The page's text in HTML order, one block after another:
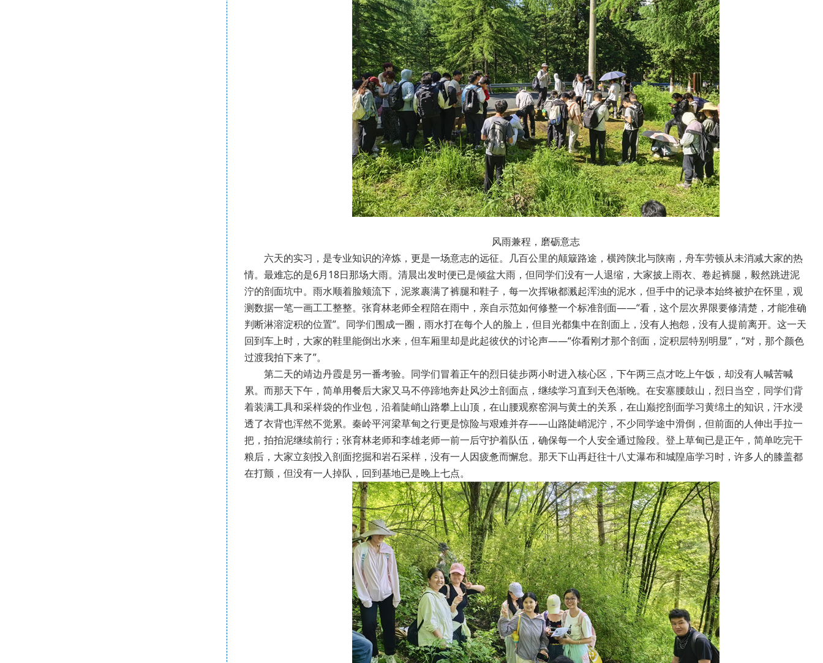
风雨兼程，磨砺意志
六天的实习，是专业知识的淬炼，更是一场意志的远征。几百公里的颠簸路途，横跨陕北与陕南，舟车劳顿从未消减大家的热
情。最难忘的是6月18日那场大雨。清晨出发时便已是倾盆大雨，但同学们没有一人退缩，大家披上雨衣、卷起裤腿，毅然跳进泥
泞的剖面坑中。雨水顺着脸颊流下，泥浆裹满了裤腿和鞋子，每一次挥锹都溅起浑浊的泥水，但手中的记录本始终被护在怀里，观
测数据一笔一画工工整整。张育林老师全程陪在雨中，亲自示范如何修整一个标准剖面——“看，这个层次界限要修清楚，才能准确
判断淋溶淀积的位置”。同学们围成一圈，雨水打在每个人的脸上，但目光都集中在剖面上，没有人抱怨，没有人提前离开。这一天
回到车上时，大家的鞋里能倒出水来，但车厢里却是此起彼伏的讨论声——“你看刚才那个剖面，淀积层特别明显”，“对，那个颜色
过渡我拍下来了”。
第二天的靖边丹霞是另一番考验。同学们冒着正午的烈日徒步两小时进入核心区，下午两三点才吃上午饭，却没有人喊苦喊
累。而那天下午，简单用餐后大家又马不停蹄地奔赴风沙土剖面点，继续学习直到天色渐晚。在安塞腰鼓山，烈日当空，同学们背
着装满工具和采样袋的作业包，沿着陡峭山路攀上山顶，在山腰观察窑洞与黄土的关系，在山巅挖剖面学习黄绵土的知识，汗水浸
透了衣背也浑然不觉累。秦岭平河梁草甸之行更是惊险与艰难并存——山路陡峭泥泞，不少同学途中滑倒，但前面的人伸出手拉一
把，拍拍泥继续前行；张育林老师和李雄老师一前一后守护着队伍，确保每一个人安全通过险段。登上草甸已是正午，简单吃完干
粮后，大家立刻投入剖面挖掘和岩石采样，没有一人因疲惫而懈怠。那天下山再赶往十八丈瀑布和城隍庙学习时，许多人的膝盖都
在打颤，但没有一人掉队，回到基地已是晚上七点。